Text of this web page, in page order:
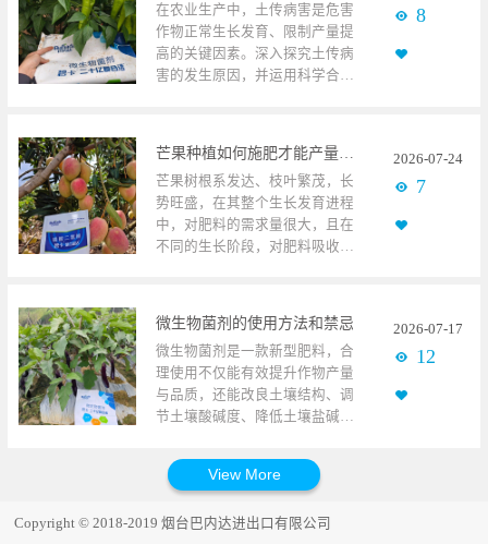
爆，充分展现了巴内达强劲的市
场竞争力与良好的行业口碑。科
创赋能，深耕抗逆提质赛道创新
为犁耕沃土，技深方得谷盈仓。
日趋激烈的市场竞争与各地多元
质”赛道，持续加大科研投入，攻
坚各类作物种植技术难题，不断
夯实产品硬实力。巴内达拥有的
核心物质“三磷酸腺苷”，被誉为
升作物抗逆能力，支撑作物在
40℃以内高温正常生长，抵
御-5℃以上低温冻害，保障作物
在逆境条件下稳产增产，切实为
种植户创造收益。与此同时，巴
品质的产品效果回馈广大用户。
历经多年市场推广落地与田间实
践检验，巴内达全系产品收获全
的主要原因。想要有效应对恶劣
环境，先要理清持续降雨对小葱
造成的各类危害，再针对性地开
展预防与田间管理，才能规避管
粒水溶肥一、雨水侵袭对小葱的
根性作物，持续降雨会封堵土壤
孔隙，造成土壤积水缺氧，易引
发沤根、根系早衰。同时雨水浸
泡会让土壤酸性物质堆积，损伤
弱、长势不良。2、病害高发小葱
田间持续性高温高湿，会增加小
葱霜霉病、软腐病等病害的发
生，增加管理成本和降低小葱品
质。3、种植密度受限，种植效益
下降合理密植是小葱高产的关
透光性差、湿度更高，病害、沤
根、倒伏风险剧增。多数种植户
只能主动降低种植密度，而田间
在农业生产中，土传病害是危害
作物正常生长发育、限制产量提
高的关键因素。深入探究土传病
害的发生原因，并运用科学合理
碧卡微生物菌剂一、土传病害发
生的原因1、土壤菌群失调连作是
我国农业生产中常见的一种种植
模式。当连续多年在同一地块种
植同一种作物时，会导致土壤中
失调，形成病土，使得病害年复
用化肥，特别是氮肥，能刺激土
传病菌中的镰刀菌、轮枝菌以及
丝核菌的生长与繁殖，导致土传
病害加重。3、线虫的侵染土壤线
关联。土壤线虫能够对植物根系
造成损伤，形成伤口，这一情况
条件，进而加重了病害的发生程
8
芒果种植如何施肥才能产量高？
芒果树根系发达、枝叶繁茂，长
势旺盛，在其整个生长发育进程
中，对肥料的需求量很大，且在
不同的生长阶段，对肥料吸收的
种植户的经济收益。芒果使用碧
卡磷酸二氢钾一、催花肥芒果花
芽分化阶段通常始于开花前1个月
左右，在花芽分化前科学施肥可
有效促进花芽分化的进程。肥料
宜控制在年度总施肥量的20%上
下。此时芒果种植施肥，建议根
肥，采用分子化学合成工艺生
2026-07-24
7
微生物菌剂的使用方法和禁忌
微生物菌剂是一款新型肥料，合
理使用不仅能有效提升作物产量
与品质，还能改良土壤结构、调
节土壤酸碱度、降低土壤盐碱危
植户认可，现已广泛应用于现代
农业种植。今天就聊下微生物菌
些禁忌。茄子使用碧卡微生物菌
2026-07-17
12
Copyright © 2018-2019 烟台巴内达进出口有限公司